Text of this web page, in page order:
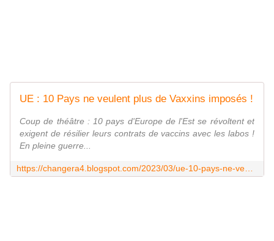
UE : 10 Pays ne veulent plus de Vaxxins imposés !
Coup de théâtre : 10 pays d'Europe de l'Est se révoltent et
exigent de résilier leurs contrats de vaccins avec les labos !
En pleine guerre...